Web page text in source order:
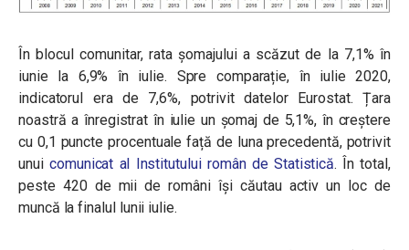
În blocul comunitar, rata șomajului a scăzut de la 7,1% în
iunie la 6,9% în iulie. Spre comparație, în iulie 2020,
indicatorul era de 7,6%, potrivit datelor Eurostat. Țara
noastră a înregistrat în iulie un șomaj de 5,1%, în creștere
cu 0,1 puncte procentuale față de luna precedentă, potrivit
unui comunicat al Institutului român de Statistică. În total,
peste 420 de mii de români își căutau activ un loc de
muncă la finalul lunii iulie.